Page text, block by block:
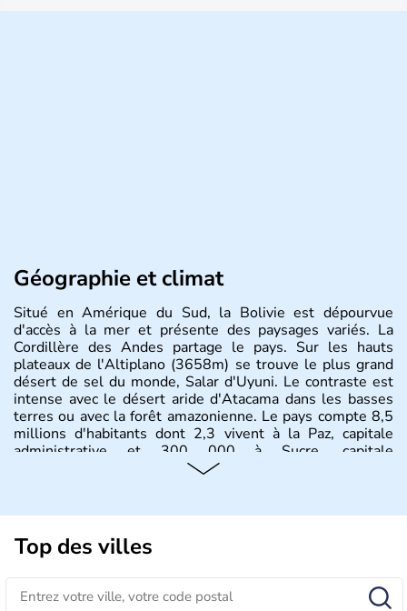
Géographie et climat
Situé en Amérique du Sud, la Bolivie est dépourvue
d'accès à la mer et présente des paysages variés. La
Cordillère des Andes partage le pays. Sur les hauts
plateaux de l'Altiplano (3658m) se trouve le plus grand
désert de sel du monde, Salar d'Uyuni. Le contraste est
intense avec le désert aride d'Atacama dans les basses
terres ou avec la forêt amazonienne. Le pays compte 8,5
millions d'habitants dont 2,3 vivent à la Paz, capitale
administrative et 300 000 à Sucre, capitale
Top des villes